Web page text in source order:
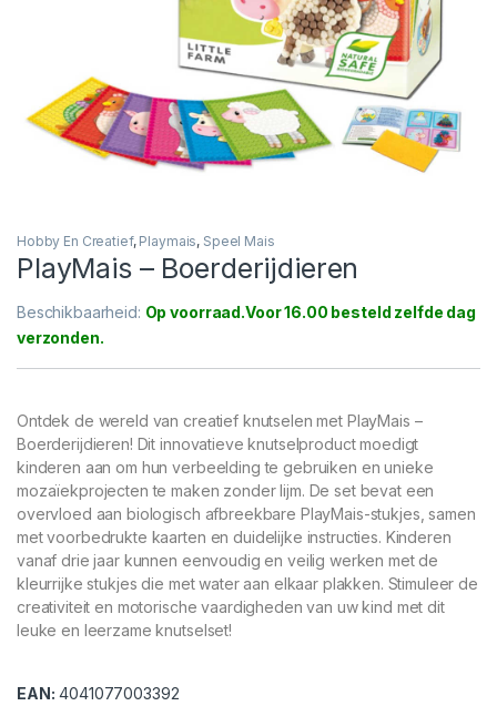
Hobby En Creatief, Playmais, Speel Mais
PlayMais – Boerderijdieren
Beschikbaarheid: Op voorraad
Ontdek de wereld van creatief knutselen met PlayMais –
Boerderijdieren! Dit innovatieve knutselproduct moedigt
kinderen aan om hun verbeelding te gebruiken en unieke
mozaïekprojecten te maken zonder lijm. De set bevat een
overvloed aan biologisch afbreekbare PlayMais-stukjes, samen
met voorbedrukte kaarten en duidelijke instructies. Kinderen
vanaf drie jaar kunnen eenvoudig en veilig werken met de
kleurrijke stukjes die met water aan elkaar plakken. Stimuleer de
creativiteit en motorische vaardigheden van uw kind met dit
leuke en leerzame knutselset!
EAN: 4041077003392